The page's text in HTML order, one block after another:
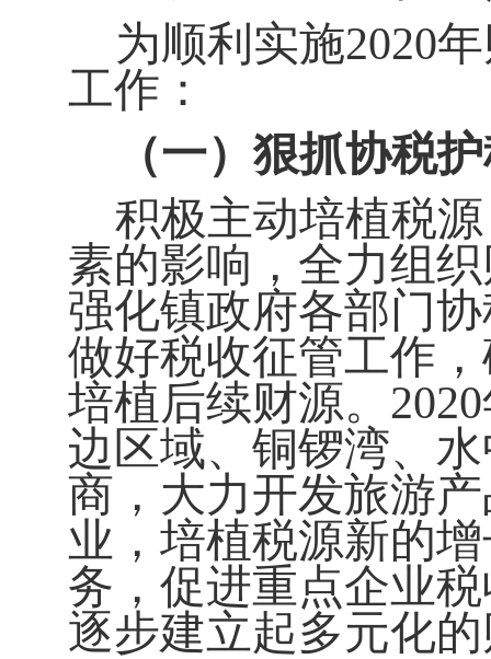
为顺利实施2020
工作：
（一）狠抓协税
积极主动培植税
素的影响，全力组
强化镇政府各部门
做好税收征管工作
培植后续财源。2020
边区域、铜锣湾、
商，大力开发旅游
业，培植税源新的
务，促进重点企业
逐步建立起多元化